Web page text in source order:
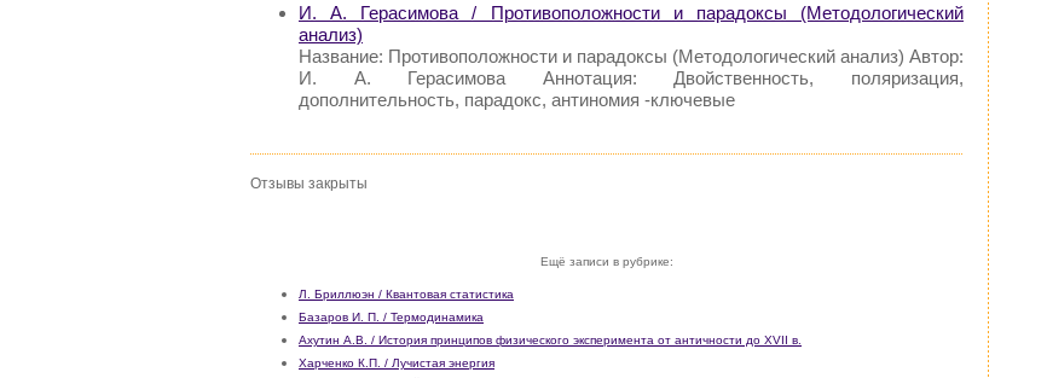
И. А. Герасимова / Противоположности и парадоксы (Методологический
анализ)
Название: Противоположности и парадоксы (Методологический анализ) Автор:
И. А. Герасимова Аннотация: Двойственность, поляризация,
дополнительность, парадокс, антиномия -ключевые
Отзывы закрыты
Ещё записи в рубрике:
Л. Бриллюэн / Квантовая статистика
Базаров И. П. / Термодинамика
Ахутин А.В. / История принципов физического эксперимента от античности до XVII в.
Харченко К.П. / Лучистая энергия